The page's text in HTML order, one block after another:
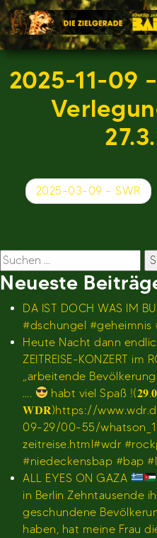
Skip
to
content
2025-11-09
2025-03-09 – SWR
Suchen
nach:
Neueste
DA IST DOCH WAS IM
#dschungel
Heute Nacht dann
ZEITREISE-KONZERT im
„arbeitende
….
habt viel Spaß
𝐖𝐃𝐑)https://
09-29/00-55/
zeitreise.html#wdr
#niedeckensbap #bap
ALL EYES ON GAZA
in Berlin Zehntausende
geschundene
haben, hat meine Frau